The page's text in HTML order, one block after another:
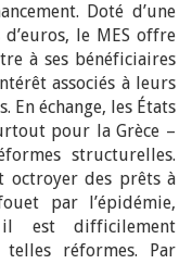
Doté d’une
le MES offre
à ses bénéficiaires
associés à leurs
En échange, les États
pour la Grèce –
structurelles.
octroyer des prêts à
par l’épidémie,
il est difficilement
telles réformes. Par